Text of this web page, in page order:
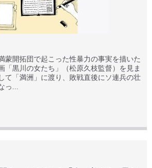
開拓団で起こった性暴力の事実を描いた
「黒川の女たち」（松原久枝監督）を見ま
て「満洲」に渡り、敗戦直後にソ連兵の壮
っ...